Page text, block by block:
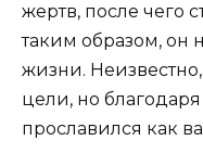
жертв, после чего
таким образом, он
жизни.
цели, но
прославился как